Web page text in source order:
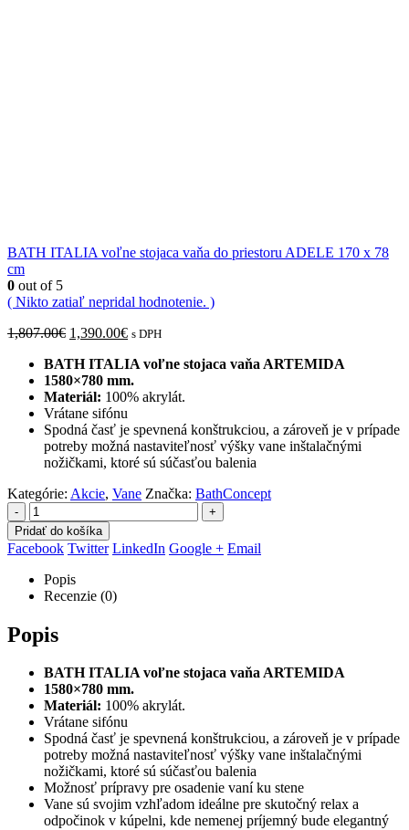
BATH ITALIA voľne stojaca vaňa do priestoru ADELE 170 x 78
cm
0 out of 5
( Nikto zatiaľ nepridal hodnotenie. )
1,807.00€ Pôvodná
bola:
1,807.00€.
1,390.00€Aktuálna
je:
1,390.00€.
s DPH
BATH ITALIA voľne stojaca vaňa ARTEMIDA
1580×780 mm.
Materiál: 100% akrylát.
Vrátane sifónu
Spodná časť je spevnená konštrukciou, a zároveň je v prípade
potreby možná nastaviteľnosť výšky vane inštalačnými
nožičkami, ktoré sú súčasťou balenia
Kategórie: Akcie, Vane Značka: BathConcept
-
+
Pridať do košíka
Facebook Twitter LinkedIn Google + Email
Popis
Recenzie (0)
Popis
BATH ITALIA voľne stojaca vaňa ARTEMIDA
1580×780 mm.
Materiál: 100% akrylát.
Vrátane sifónu
Spodná časť je spevnená konštrukciou, a zároveň je v prípade
potreby možná nastaviteľnosť výšky vane inštalačnými
nožičkami, ktoré sú súčasťou balenia
Možnosť prípravy pre osadenie vaní ku stene
Vane sú svojim vzhľadom ideálne pre skutočný relax a
odpočinok v kúpelni, kde nemenej príjemný bude elegantný